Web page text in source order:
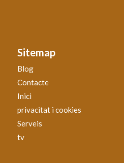
Sitemap
Blog
Contacte
Inici
privacitat i cookies
Serveis
tv